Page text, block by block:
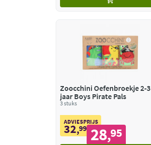
Zoocchini Oefenbroekje 2-3
jaar Boys Pirate Pals
3 stuks
ADVIESPRIJS
32,99 28,95